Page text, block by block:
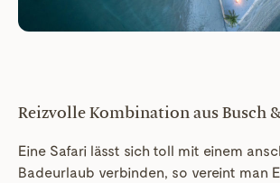
Reizvolle Kombination aus Busch
Eine Safari lässt sich toll mit einem
Badeurlaub verbinden, so vereint man